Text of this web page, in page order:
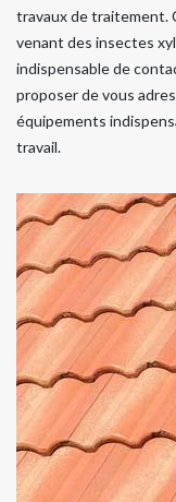
travaux de traitement.
venant des insectes
indispensable de
proposer de vous
équipements
travail.